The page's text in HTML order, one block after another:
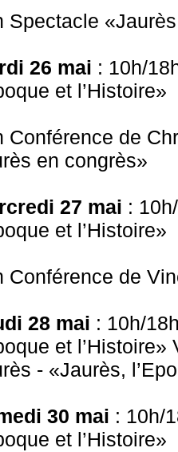
Spectacle
26 mai : 10h/
et l’Histoire»
Conférence de
en congrès»
27 mai :
et l’Histoire»
Conférence de
28 mai : 10h/
et
- «Jaurès,
30 mai : 10h/
et l’Histoire»